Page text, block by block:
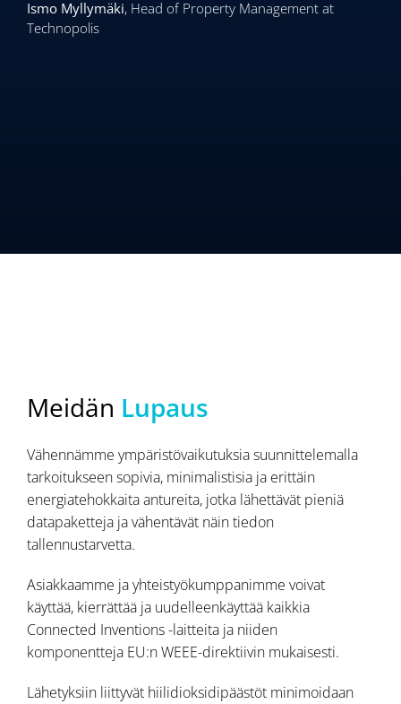
Ismo Myllymäki, Head of Property Management at
Technopolis
Meidän Lupaus
Vähennämme ympäristövaikutuksia suunnittelemalla
tarkoitukseen sopivia, minimalistisia ja erittäin
energiatehokkaita antureita, jotka lähettävät pieniä
datapaketteja ja vähentävät näin tiedon
tallennustarvetta.
Asiakkaamme ja yhteistyökumppanimme voivat
käyttää, kierrättää ja uudelleenkäyttää kaikkia
Connected Inventions -laitteita ja niiden
komponentteja EU:n WEEE-direktiivin mukaisesti.
Lähetyksiin liittyvät hiilidioksidipäästöt minimoidaan